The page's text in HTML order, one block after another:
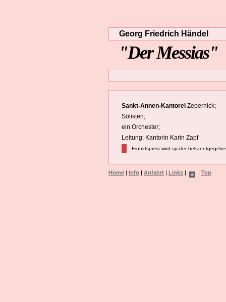
Georg Friedrich Händel
"Der Messias"
Sankt-Annen-Kantorei Zepernick;
Solisten;
ein Orchester;
Leitung: Kantorin Karin Zapf
Eintrittspreis wird später
Home | Info | Anfahrt | Links | | Top